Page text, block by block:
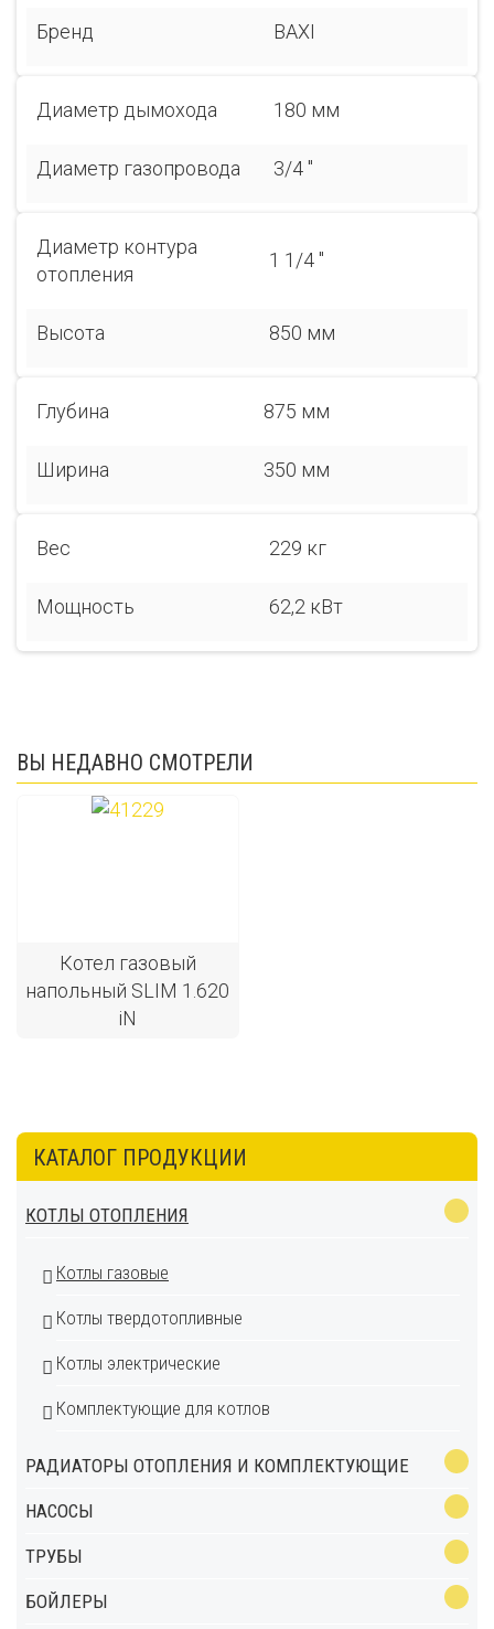
Бренд BAXI
Диаметр дымохода 180 мм
Диаметр газопровода 3/4 "
Диаметр контура
отопления
1 1/4 "
Высота 850 мм
Глубина 875 мм
Ширина 350 мм
Вес 229 кг
Мощность 62,2 кВт
ВЫ НЕДАВНО СМОТРЕЛИ
Котел газовый
напольный SLIM 1.620
iN
КАТАЛОГ ПРОДУКЦИИ
КОТЛЫ ОТОПЛЕНИЯ
Котлы газовые
Котлы твердотопливные
Котлы электрические
Комплектующие для котлов
РАДИАТОРЫ ОТОПЛЕНИЯ И КОМПЛЕКТУЮЩИЕ
НАСОСЫ
ТРУБЫ
БОЙЛЕРЫ